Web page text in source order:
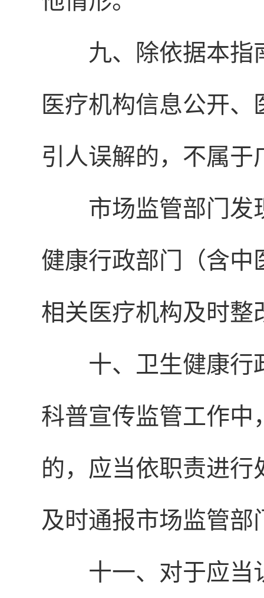
九、除依据本指
医疗机构信息公开
引人误解的，不属于
市场监管部门发
健康行政部门（含中
相关医疗机构及时整
十、卫生健康行
科普宣传监管工作中
的，应当依职责进
及时通报市场监管部
十一、对于应当